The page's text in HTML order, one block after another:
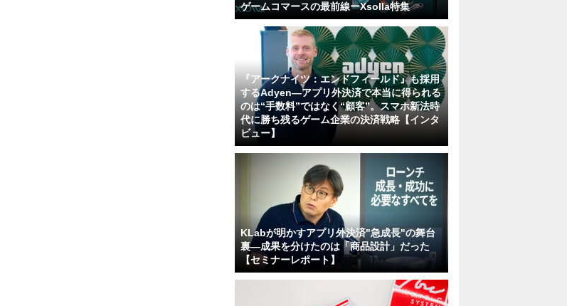
ゲームコマースの最前線ーXsolla特集
『アークナイツ：エンドフィールド』も採用
するAdyen―アプリ外決済で本当に得られる
のは“手数料”ではなく“顧客”。スマホ新法時
代に勝ち残るゲーム企業の決済戦略【インタ
ビュー】
KLabが明かすアプリ外決済"急成長"の舞台
裏―成果を分けたのは「商品設計」だった
【セミナーレポート】